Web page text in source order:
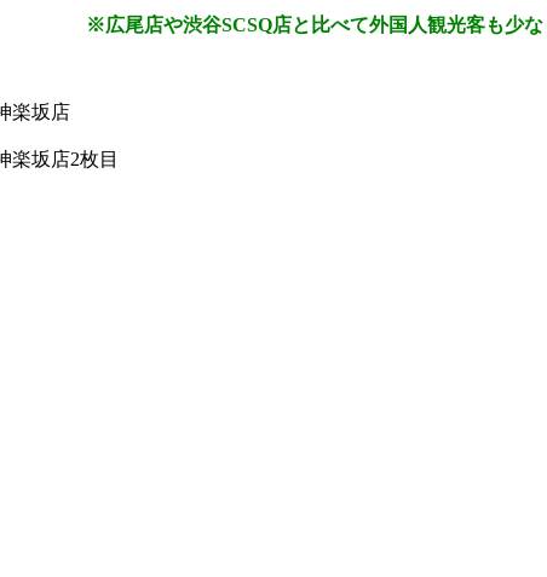
※広尾店や渋谷SCSQ店と比べて外国人観光客も少